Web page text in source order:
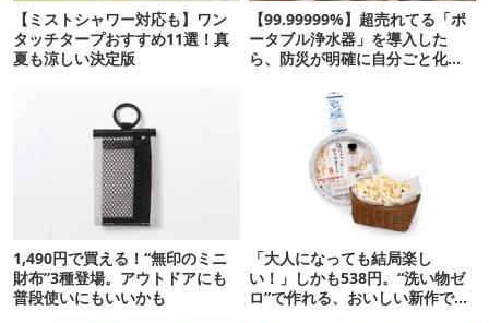
【ミストシャワー対応も】ワン
タッチタープおすすめ11選！真
夏も涼しい決定版
【99.99999%】超売れてる「ポ
ータブル浄水器」を導入した
ら、防災が明確に自分ごと化し
1,490円で買える！“無印のミニ
財布”3種登場。アウトドアにも
普段使いにもいいかも
「大人になっても結局楽し
い！」しかも538円。“洗い物ゼ
ロ”で作れる、おいしい新作です